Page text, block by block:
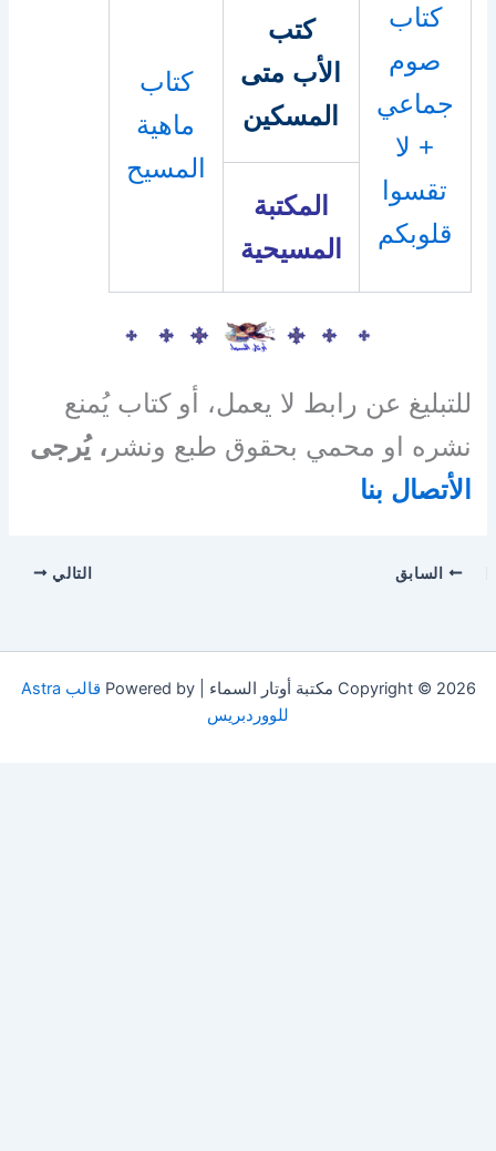
كتاب
صوم
جماعي
+ لا
تقسوا
قلوبكم
كتب
الأب متى
المسكين
كتاب
ماهية
المسيح
المكتبة
المسيحية
للتبليغ عن رابط لا يعمل، أو كتاب يُمنع
نشره او محمي بحقوق طبع ونشر ، يُرجى
الأتصال بنا
السابق التالي
Copyright © 2026 مكتبة أوتار السماء | Powered by
قالب Astra
للووردبريس